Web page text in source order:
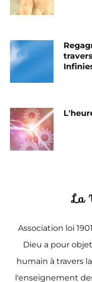
La
Association loi
Dieu a pour
humain à travers
l'enseignement